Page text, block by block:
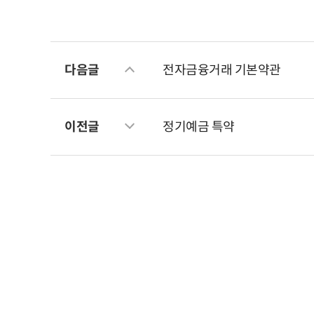
다음글 전자금융거래 기본약관
이전글 정기예금 특약